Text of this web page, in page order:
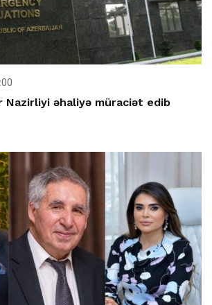
Nazirliyi əhaliyə müraciət edib